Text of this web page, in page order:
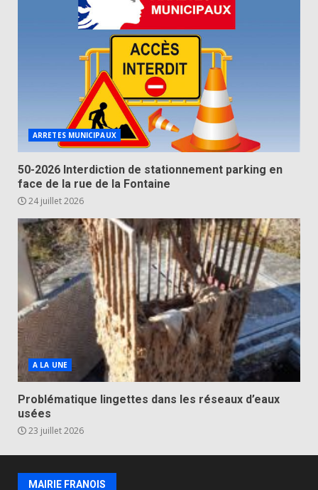
ARRETES MUNICIPAUX
50-2026 Interdiction de stationnement parking en
face de la rue de la Fontaine
24 juillet 2026
A LA UNE
Problématique lingettes dans les réseaux d’eaux
usées
23 juillet 2026
MAIRIE FRANOIS